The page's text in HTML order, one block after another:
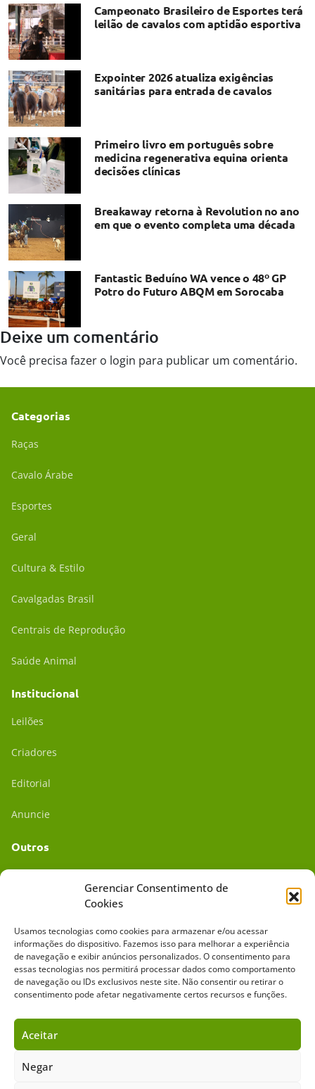
Gerenciar Consentimento de
Cookies
Usamos tecnologias como cookies para armazenar e/ou acessar
informações do dispositivo. Fazemos isso para melhorar a experiência
de navegação e exibir anúncios personalizados. O consentimento para
essas tecnologias nos permitirá processar dados como comportamento
de navegação ou IDs exclusivos neste site. Não consentir ou retirar o
consentimento pode afetar negativamente certos recursos e funções.
Aceitar
Negar
Campeonato Brasileiro de Esportes terá
leilão de cavalos com aptidão esportiva
Expointer 2026 atualiza exigências
sanitárias para entrada de cavalos
Primeiro livro em português sobre
medicina regenerativa equina orienta
decisões clínicas
Breakaway retorna à Revolution no ano
em que o evento completa uma década
Fantastic Beduíno WA vence o 48º GP
Potro do Futuro ABQM em Sorocaba
Deixe um comentário
Você precisa fazer o login para publicar um comentário.
Categorias
Raças
Cavalo Árabe
Esportes
Geral
Cultura & Estilo
Cavalgadas Brasil
Centrais de Reprodução
Saúde Animal
Institucional
Leilões
Criadores
Editorial
Anuncie
Outros
Mídia Kit
Sobre o Cavalus Leilões Anuncie